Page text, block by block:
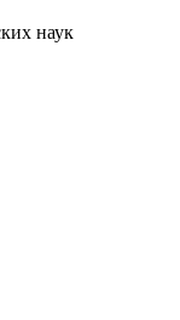
наук